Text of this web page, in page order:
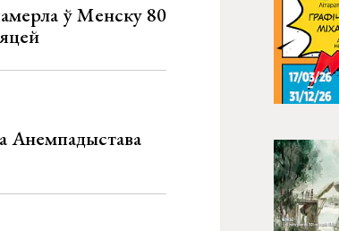
ў Менску 80
Анемпадыстава